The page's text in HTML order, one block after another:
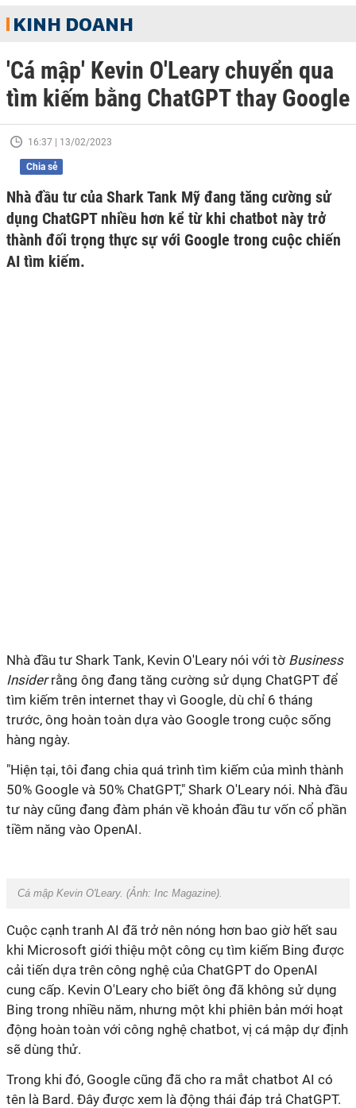
KINH DOANH
'Cá mập' Kevin O'Leary chuyển qua
tìm kiếm bằng ChatGPT thay Google
16:37 | 13/02/2023
Chia sẻ
Nhà đầu tư của Shark Tank Mỹ đang tăng cường sử
dụng ChatGPT nhiều hơn kể từ khi chatbot này trở
thành đối trọng thực sự với Google trong cuộc chiến
AI tìm kiếm.
Nhà đầu tư Shark Tank, Kevin O'Leary nói với tờ Business
Insiderrằng ông đang tăng cường sử dụng ChatGPT để
tìm kiếm trên internet thay vì Google, dù chỉ 6 tháng
trước, ông hoàn toàn dựa vào Google trong cuộc sống
hàng ngày.
"Hiện tại, tôi đang chia quá trình tìm kiếm của mình thành
50% Google và 50% ChatGPT," Shark O'Leary nói. Nhà đầu
tư này cũng đang đàm phán về khoản đầu tư vốn cổ phần
tiềm năng vào OpenAI.
Cá mập Kevin O'Leary. (Ảnh: Inc Magazine).
Cuộc cạnh tranh AI đã trở nên nóng hơn bao giờ hết sau
khi Microsoft giới thiệu một công cụ tìm kiếm Bing được
cải tiến dựa trên công nghệ của ChatGPT do OpenAI
cung cấp. Kevin O'Leary cho biết ông đã không sử dụng
Bing trong nhiều năm, nhưng một khi phiên bản mới hoạt
động hoàn toàn với công nghệ chatbot, vị cá mập dự định
sẽ dùng thử.
Trong khi đó, Google cũng đã cho ra mắt chatbot AI có
tên là Bard. Đây được xem là động thái đáp trả ChatGPT.